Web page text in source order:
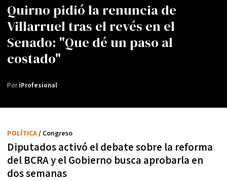
Quirno pidió la renuncia de
Villarruel tras el revés en el
Senado: "Que dé un paso al
costado"
PoriProfesional
Diputados activó el debate sobre la reforma
del BCRA y el Gobierno busca aprobarla en
dos semanas
POLÍTICA/ Congreso